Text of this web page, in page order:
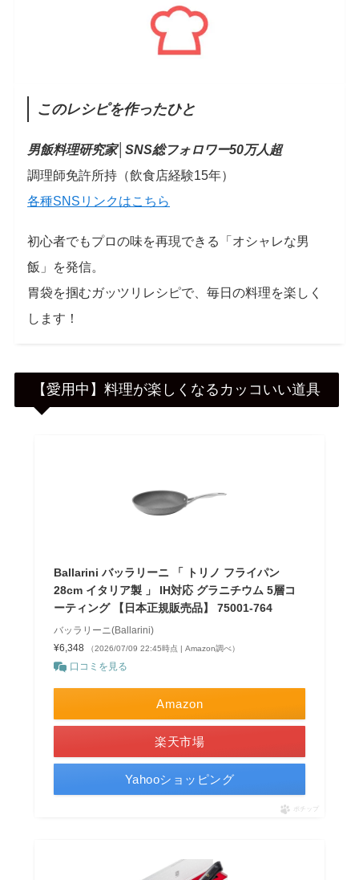
このレシピを作ったひと
男飯料理研究家│SNS総フォロワー50万人超
調理師免許所持（飲食店経験15年）
各種SNSリンクはこちら
初心者でもプロの味を再現できる「オシャレな男
飯」を発信。
胃袋を掴むガッツリレシピで、毎日の料理を楽しく
します！
【愛用中】料理が楽しくなるカッコいい道具
Ballarini バッラリーニ 「 トリノ フライパン
28cm イタリア製 」 IH対応 グラニチウム 5層コ
ーティング 【日本正規販売品】 75001-764
バッラリーニ(Ballarini)
¥6,348
（2026/07/09 22:45時点 | Amazon調べ）
口コミを見る
Amazon
楽天市場
Yahooショッピング
ポチップ